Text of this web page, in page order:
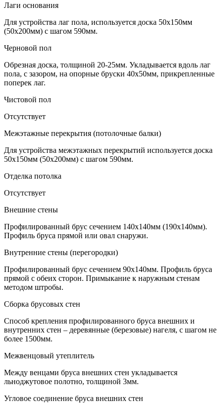
Лаги основания
Для устройства лаг пола, используется доска 50х150мм
(50х200мм) с шагом 590мм.
Черновой пол
Обрезная доска, толщиной 20-25мм. Укладывается вдоль лаг
пола, с зазором, на опорные бруски 40х50мм, прикрепленные
поперек лаг.
Чистовой пол
Отсутствует
Межэтажные перекрытия (потолочные балки)
Для устройства межэтажных перекрытий используется доска
50х150мм (50х200мм) с шагом 590мм.
Отделка потолка
Отсутствует
Внешние стены
Профилированный брус сечением 140х140мм (190х140мм).
Профиль бруса прямой или овал снаружи.
Внутренние стены (перегородки)
Профилированный брус сечением 90х140мм. Профиль бруса
прямой с обеих сторон. Примыкание к наружным стенам
методом штробы.
Сборка брусовых стен
Способ крепления профилированного бруса внешних и
внутренних стен – деревянные (березовые) нагеля, с шагом не
более 1500мм.
Межвенцовый утеплитель
Между венцами бруса внешних стен укладывается
льноджутовое полотно, толщиной 3мм.
Угловое соединение бруса внешних стен